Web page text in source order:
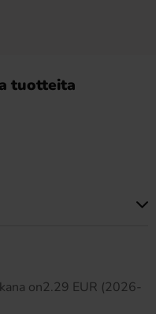
tuotteita
on2.29 EUR (2026-